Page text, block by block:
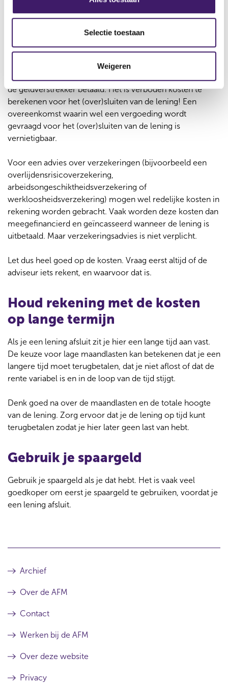
Selectie toestaan
Weigeren
Bemiddelingskosten zijn
verboden en verzekeringsadvies
is niet verplicht
De adviseur wordt voor de bemiddeling bij de lening door
de geldverstrekker betaald. Het is verboden kosten te
berekenen voor het (over)sluiten van de lening! Een
overeenkomst waarin wel een vergoeding wordt
gevraagd voor het (over)sluiten van de lening is
vernietigbaar.
Voor een advies over verzekeringen (bijvoorbeeld een
overlijdensrisicoverzekering,
arbeidsongeschiktheidsverzekering of
werkloosheidsverzekering) mogen wel redelijke kosten in
rekening worden gebracht. Vaak worden deze kosten dan
meegefinancierd en geïncasseerd wanneer de lening is
uitbetaald. Maar verzekeringsadvies is niet verplicht.
Let dus heel goed op de kosten. Vraag eerst altijd of de
adviseur iets rekent, en waarvoor dat is.
Houd rekening met de kosten
op lange termijn
Als je een lening afsluit zit je hier een lange tijd aan vast.
De keuze voor lage maandlasten kan betekenen dat je een
langere tijd moet terugbetalen, dat je niet aflost of dat de
rente variabel is en in de loop van de tijd stijgt.
Denk goed na over de maandlasten en de totale hoogte
van de lening. Zorg ervoor dat je de lening op tijd kunt
terugbetalen zodat je hier later geen last van hebt.
Gebruik je spaargeld
Gebruik je spaargeld als je dat hebt. Het is vaak veel
goedkoper om eerst je spaargeld te gebruiken, voordat je
een lening afsluit.
Archief
Over de AFM
Contact
Werken bij de AFM
Over deze website
Privacy